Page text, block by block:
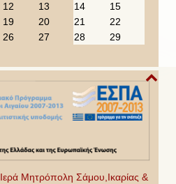
12 13 14
15
19 20 21
22
26 27 28
29
Ιερά Μητρόπολη Σάμου,Ικαρίας &